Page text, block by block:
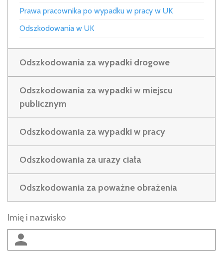
Prawa pracownika po wypadku w pracy w UK
Odszkodowania w UK
Odszkodowania za wypadki drogowe
Odszkodowania za wypadki w miejscu
publicznym
Odszkodowania za wypadki w pracy
Odszkodowania za urazy ciała
Odszkodowania za poważne obrażenia
Imię i nazwisko